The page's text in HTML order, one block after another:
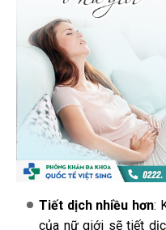
Tiết dịch nhiều hơn:
của nữ giới sẽ tiết